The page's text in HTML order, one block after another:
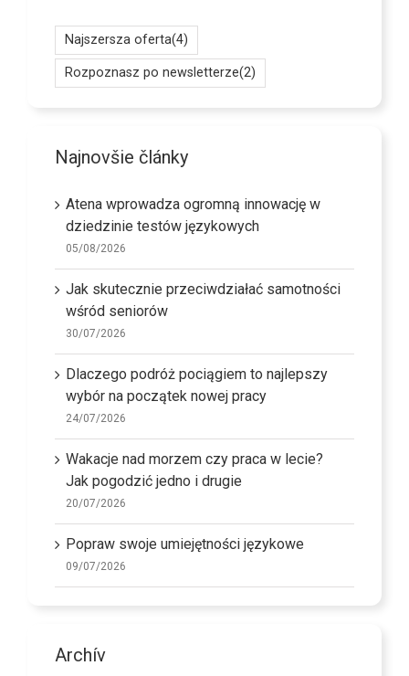
Najszersza oferta(4)
Rozpoznasz po newsletterze(2)
Najnovšie články
Atena wprowadza ogromną innowację w
dziedzinie testów językowych
05/08/2026
Jak skutecznie przeciwdziałać samotności
wśród seniorów
30/07/2026
Dlaczego podróż pociągiem to najlepszy
wybór na początek nowej pracy
24/07/2026
Wakacje nad morzem czy praca w lecie?
Jak pogodzić jedno i drugie
20/07/2026
Popraw swoje umiejętności językowe
09/07/2026
Archív